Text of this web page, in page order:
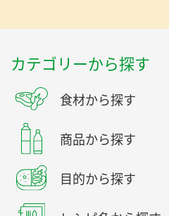
カテゴリーから探す
食材から探す
商品から探す
目的から探す